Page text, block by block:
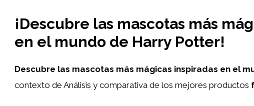
¡Descubre las mascotas más
en el mundo de Harry Potter!
Descubre las mascotas más mágicas inspiradas en el
contexto de Análisis y comparativa de los mejores productos